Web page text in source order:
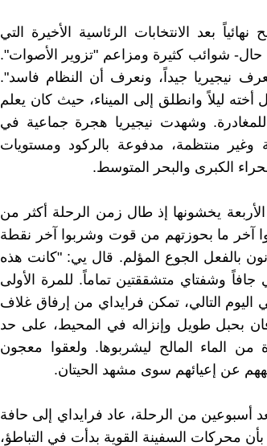
بعد الانتخابات الرئاسية الأخيرة التي
حال- شوائب كثيرة ومزاعم "تزوير الأصوات".
نعرف نيجيريا جيداً، ونعرف أن النظام فاسد".
أخته ليلاً وانطلق إلى الميناء، حيث كان يعلم
وشهدت نيجيريا هجرة جماعية في
وغير منتظمة، مدفوعة بالركود ومستويات
الكبرى والبحر المتوسط.
يخشونها إذ طال زمن الرحلة أكثر من
آخر ما بحوزتهم من قوت وشربوا آخر نقطة
بالفعل الجوع المؤلم. قال يي: "كانت هذه
وشفتاي متشققتين تماماً. للمرة الأولى
التالي، تمكن فرايداي من إرفاق غلاف
بحبل طويل وإنزاله في المحيط، على حد
الماء المالح ليشربوها. ولعقوا معجون
عن إعيائهم سوى مشهد الحيتان.
من الرحلة، عاد فرايداي إلى حافة
محركات السفينة القوية بدأت في التباطؤ،